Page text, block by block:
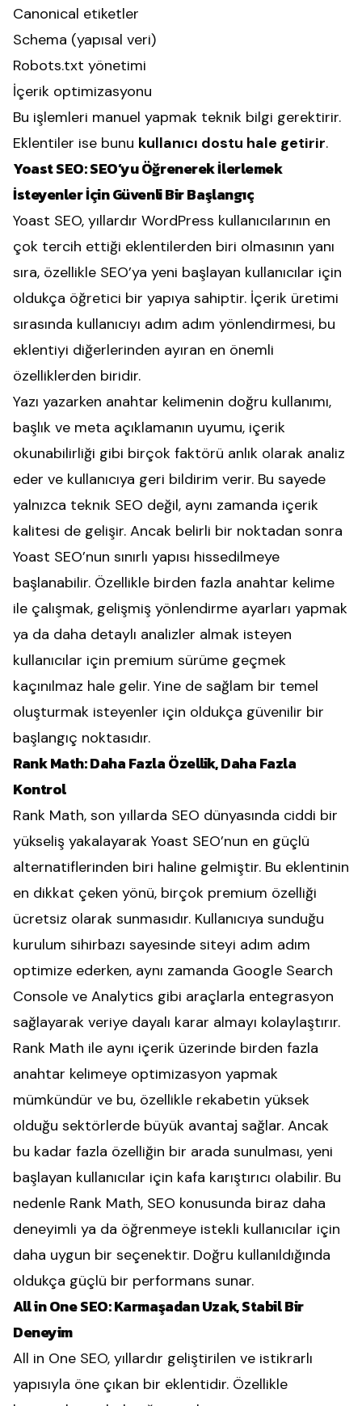
Canonical etiketler
Schema (yapısal veri)
Robots.txt yönetimi
İçerik optimizasyonu
Bu işlemleri manuel yapmak teknik bilgi gerektirir.
Eklentiler ise bunu kullanıcı dostu hale getirir.
Yoast SEO: SEO’yu Öğrenerek İlerlemek
İsteyenler İçin Güvenli Bir Başlangıç
Yoast SEO, yıllardır WordPress kullanıcılarının en
çok tercih ettiği eklentilerden biri olmasının yanı
sıra, özellikle SEO’ya yeni başlayan kullanıcılar için
oldukça öğretici bir yapıya sahiptir. İçerik üretimi
sırasında kullanıcıyı adım adım yönlendirmesi, bu
eklentiyi diğerlerinden ayıran en önemli
özelliklerden biridir.
Yazı yazarken anahtar kelimenin doğru kullanımı,
başlık ve meta açıklamanın uyumu, içerik
okunabilirliği gibi birçok faktörü anlık olarak analiz
eder ve kullanıcıya geri bildirim verir. Bu sayede
yalnızca teknik SEO değil, aynı zamanda içerik
kalitesi de gelişir. Ancak belirli bir noktadan sonra
Yoast SEO’nun sınırlı yapısı hissedilmeye
başlanabilir. Özellikle birden fazla anahtar kelime
ile çalışmak, gelişmiş yönlendirme ayarları yapmak
ya da daha detaylı analizler almak isteyen
kullanıcılar için premium sürüme geçmek
kaçınılmaz hale gelir. Yine de sağlam bir temel
oluşturmak isteyenler için oldukça güvenilir bir
başlangıç noktasıdır.
Rank Math: Daha Fazla Özellik, Daha Fazla
Kontrol
Rank Math, son yıllarda SEO dünyasında ciddi bir
yükseliş yakalayarak Yoast SEO’nun en güçlü
alternatiflerinden biri haline gelmiştir. Bu eklentinin
en dikkat çeken yönü, birçok premium özelliği
ücretsiz olarak sunmasıdır. Kullanıcıya sunduğu
kurulum sihirbazı sayesinde siteyi adım adım
optimize ederken, aynı zamanda Google Search
Console ve Analytics gibi araçlarla entegrasyon
sağlayarak veriye dayalı karar almayı kolaylaştırır.
Rank Math ile aynı içerik üzerinde birden fazla
anahtar kelimeye optimizasyon yapmak
mümkündür ve bu, özellikle rekabetin yüksek
olduğu sektörlerde büyük avantaj sağlar. Ancak
bu kadar fazla özelliğin bir arada sunulması, yeni
başlayan kullanıcılar için kafa karıştırıcı olabilir. Bu
nedenle Rank Math, SEO konusunda biraz daha
deneyimli ya da öğrenmeye istekli kullanıcılar için
daha uygun bir seçenektir. Doğru kullanıldığında
oldukça güçlü bir performans sunar.
All in One SEO: Karmaşadan Uzak, Stabil Bir
Deneyim
All in One SEO, yıllardır geliştirilen ve istikrarlı
yapısıyla öne çıkan bir eklentidir. Özellikle